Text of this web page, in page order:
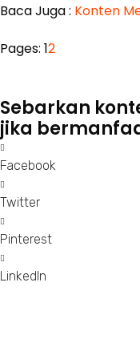
Baca Juga : Konten
Pages: Page
1,Page
2
Sebarkan
jika
Facebook
Twitter
Pinterest
LinkedIn